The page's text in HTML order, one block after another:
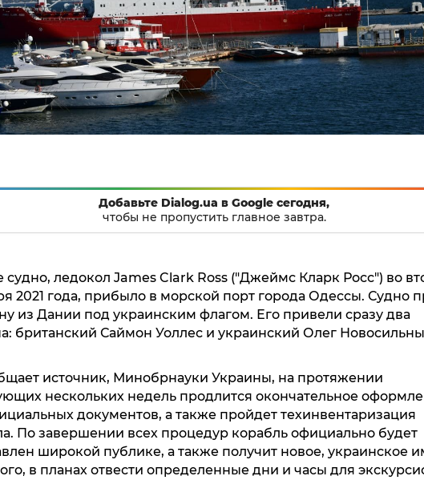
Добавьте Dialog.ua в Google сегодня,
чтобы не пропустить главное завтра.
судно, ледокол James Clark Ross ("Джеймс Кларк Росс") во
2021 года, прибыло в морской порт города Одессы. Судно
из Дании под украинским флагом. Его привели сразу два
британский Саймон Уоллес и украинский Олег
источник, Минобрнауки Украины, на протяжении
нескольких недель продлится окончательное
документов, а также пройдет техинвентаризация
По завершении всех процедур корабль официально будет
широкой публике, а также получит новое, украинское
в планах отвести определенные дни и часы для